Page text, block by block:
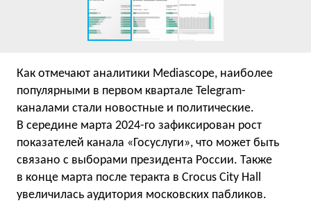
Как отмечают аналитики Mediascope, наиболее
популярными в первом квартале Telegram-
каналами стали новостные и политические.
В середине марта 2024-го зафиксирован рост
показателей канала «Госуслуги», что может быть
связано с выборами президента России. Также
в конце марта после теракта в Crocus City Hall
увеличилась аудитория московских пабликов.